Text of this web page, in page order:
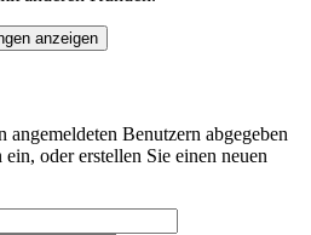
anzeigen
Benutzern abgegeben
oder erstellen Sie einen neuen